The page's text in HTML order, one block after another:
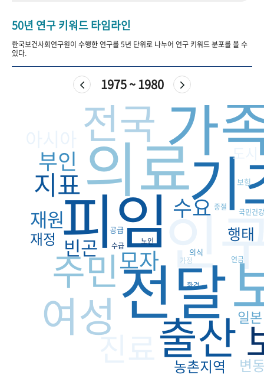
VR 역사관
50년 연구 키워드 타임라인
한국보건사회연구원이 수행한 연구를 5년 단위로 나누어 연구 키워드 분포를 볼 수
있다.
1975 ~ 1980
인
의료기
전달
가
피임
출산
전국
여성
주민
진료
지표
모자
수요
부인
빈곤
재원
행태
변
재정
도시
농촌지역
일본
공급
보험
의식
가정 연금
노인
국민건강
수급
환경
중절